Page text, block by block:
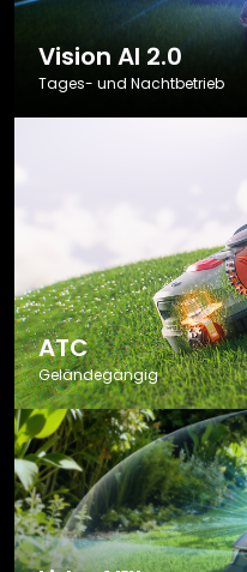
Vision AI 2.0
Tages- und Nachtbetrieb
ATC
Geländegängig